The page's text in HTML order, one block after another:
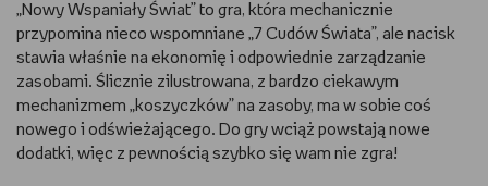
„Nowy Wspaniały Świat” to gra, która mechanicznie
przypomina nieco wspomniane „7 Cudów Świata”, ale nacisk
stawia właśnie na ekonomię i odpowiednie zarządzanie
zasobami. Ślicznie zilustrowana, z bardzo ciekawym
mechanizmem „koszyczków” na zasoby, ma w sobie coś
nowego i odświeżającego. Do gry wciąż powstają nowe
dodatki, więc z pewnością szybko się wam nie zgra!